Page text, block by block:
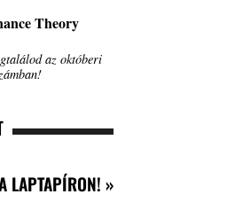
Theory
az októberi
LAPTAPÍRON! »